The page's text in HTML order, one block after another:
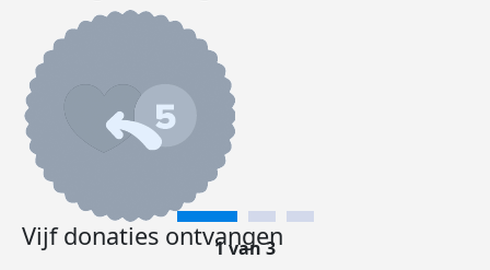
Vijf donaties ontvangen
1 van 3